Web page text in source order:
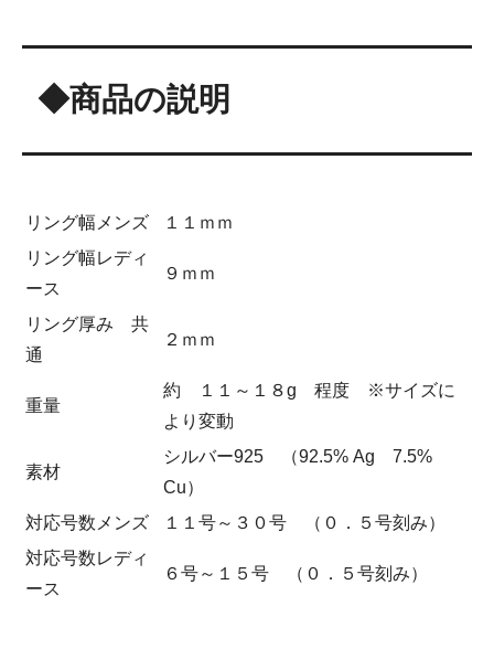
◆商品の説明
リング幅メンズ
１１ｍｍ
リング幅レディ
ース
９ｍｍ
リング厚み 共
通
２ｍｍ
重量
約 １１～１８g 程度 ※サイズに
より変動
素材
シルバー925 （92.5% Ag 7.5%
Cu）
対応号数メンズ
１１号～３０号 （０．５号刻み）
対応号数レディ
ース
６号～１５号 （０．５号刻み）